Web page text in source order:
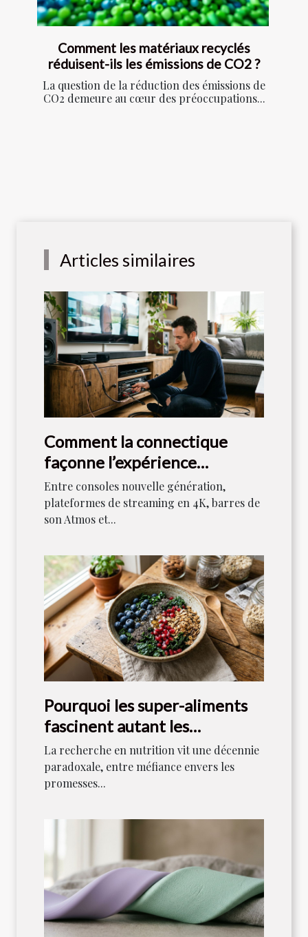
Comment les matériaux recyclés
réduisent-ils les émissions de CO2 ?
La question de la réduction des émissions de
CO2 demeure au cœur des préoccupations...
Articles similaires
Comment la connectique
façonne l’expérience
audiovisuelle moderne
Entre consoles nouvelle génération,
plateformes de streaming en 4K, barres de
son Atmos et...
Pourquoi les super-aliments
fascinent autant les
scientifiques aujourd’hui
La recherche en nutrition vit une décennie
paradoxale, entre méfiance envers les
promesses...